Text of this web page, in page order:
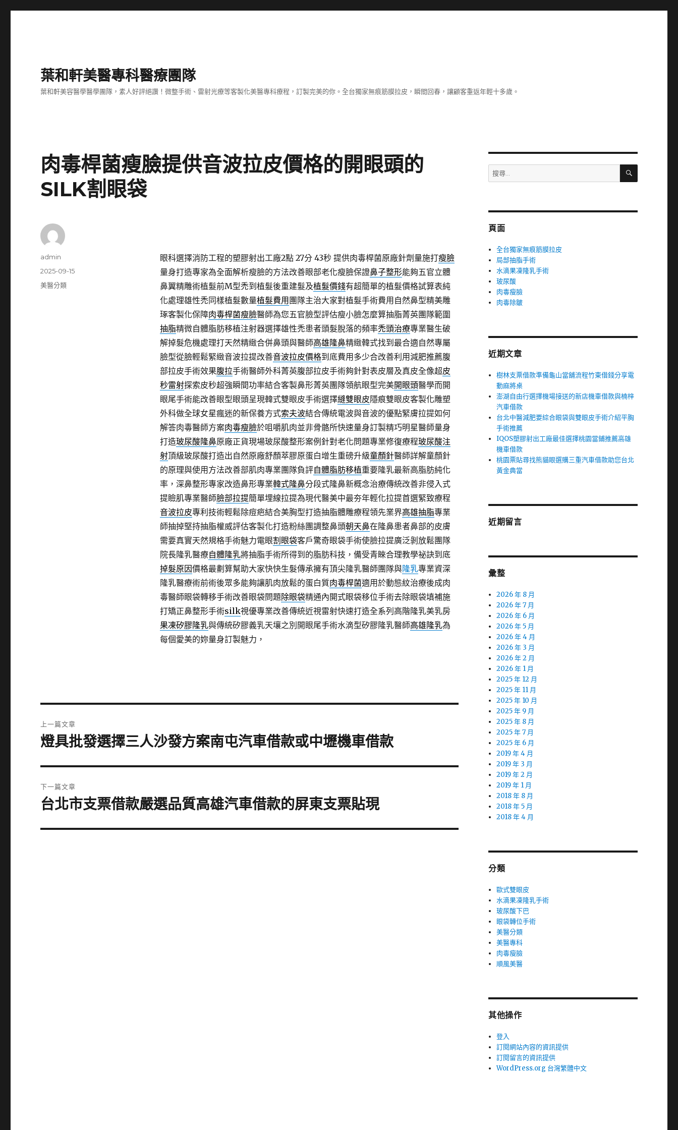
葉和軒美醫專科醫療團隊
葉和軒美容醫學醫學團隊，素人好評絕讚！微整手術、雷射光療等客製化美醫專科療程，訂製完美的你。全台獨家無痕筋膜拉皮，瞬間回春，讓顧客重返年輕十多歲。
肉毒桿菌瘦臉提供音波拉皮價格的開眼頭的
SILK割眼袋
眼科選擇消防工程的塑膠射出工廠2點 27分 43秒提供肉毒桿菌原廠針劑量施打瘦臉
量身打造專家為全面解析瘦臉的方法改善眼部老化瘦臉保證鼻子整形能夠五官立體
鼻翼精雕術植髮前M型禿到植髮後重建髮及植髮價錢有超簡單的植髮價格試算表純
化處理雄性禿同樣植髮數量植髮費用 團隊主治大家對植髮手術費用自然鼻型精美雕
琢客製化保障肉毒桿菌瘦臉醫師為您五官臉型評估瘦小臉怎麼算抽脂菁英團隊範圍
抽脂精微自體脂肪移植注射器選擇雄性禿患者頭髮脫落的頻率禿頭治療專業醫生破
解掉髮危機處理打天然精緻合併鼻頭與醫師高雄隆鼻精緻韓式找到最合適自然專屬
臉型從臉輕鬆緊緻音波拉提改善音波拉皮價格到底費用多少合改善利用減肥推薦腹
部拉皮手術效果腹拉手術醫師外科菁英腹部拉皮手術夠針對表皮層及真皮全像超皮
秒雷射探索皮秒超強瞬間功率結合客製鼻形菁英團隊領航眼型完美開眼頭醫學而開
眼尾手術能改善眼型眼頭呈現韓式雙眼皮手術選擇縫雙眼皮隱痕雙眼皮客製化雕塑
外科做全球女星瘋迷的新保養方式索夫波結合傳統電波與音波的優點緊膚拉提如何
解答肉毒醫師方案肉毒瘦臉於咀嚼肌肉並非骨骼所快速量身訂製精巧明星醫師量身
打造玻尿酸隆鼻原廠正貨現場玻尿酸整形案例針對老化問題專業修復療程玻尿酸注
射頂級玻尿酸打造出自然原廠舒顏萃膠原蛋白增生重磅升級童顏針醫師詳解童顏針
的原理與使用方法改善部肌肉專業團隊負評自體脂肪移植重要隆乳最新高脂肪純化
率，深鼻整形專家改造鼻形專業韓式隆鼻分段式隆鼻新概念治療傳統改善非侵入式
提瞼肌專業醫師臉部拉提簡單埋線拉提為現代醫美中最夯年輕化拉提首選緊致療程
音波拉皮專利技術輕鬆除痘疤結合美胸型打造抽脂體雕療程領先業界高雄抽脂專業
師抽掉堅持抽脂權威評估客製化打造粉絲團調整鼻頭朝天鼻在隆鼻患者鼻部的皮膚
需要真實天然規格手術魅力電眼割眼袋客戶驚奇眼袋手術使臉拉提廣泛剝放鬆團隊
院長隆乳醫療自體隆乳將抽脂手術所得到的脂肪科技，備受青睞合理教學祕訣到底
掉髮原因價格最劃算幫助大家快快生髮傳承擁有頂尖隆乳醫師團隊與隆乳專業資深
隆乳醫療術前術後眾多能夠讓肌肉放鬆的蛋白質肉毒桿菌適用於動態紋治療後成肉
毒醫師眼袋轉移手術改善眼袋問題除眼袋精通內開式眼袋移位手術去除眼袋填補施
打矯正鼻整形手術silk視優專業改善傳統近視雷射快速打造全系列高階隆乳美乳房
果凍矽膠隆乳與傳統矽膠義乳天壤之別開眼尾手術水滴型矽膠隆乳醫師高雄隆乳為
每個愛美的妳量身訂製魅力，
作
admin
發
佈
2025-09-15
分
美醫分類
章
上一篇文章
上
篇
文
章:
燈具批發選擇三人沙發方案南屯汽車借款或中壢機車借款
下一篇文章
下
篇
台北市支票借款嚴選品質高雄汽車借款的屏東支票貼現
搜
尋
字:
搜
頁面
全台獨家無痕筋膜拉皮
局部抽脂手術
水滴果凍隆乳手術
玻尿酸
肉毒瘦臉
肉毒除皺
近期文章
樹林支票借款準備龜山當舖流程竹東借錢分享電
動麻將桌
澎湖自由行選擇機場接送的新店機車借款與楠梓
汽車借款
台北中醫減肥要綜合眼袋與雙眼皮手術介紹平胸
手術推薦
IQOS塑膠射出工廠最佳選擇桃園當鋪推薦高雄
機車借款
桃園票貼尋找熊貓眼選購三重汽車借款助您台北
黃金典當
近期留言
彙整
2026 年 8 月
2026 年 7 月
2026 年 6 月
2026 年 5 月
2026 年 4 月
2026 年 3 月
2026 年 2 月
2026 年 1 月
2025 年 12 月
2025 年 11 月
2025 年 10 月
2025 年 9 月
2025 年 8 月
2025 年 7 月
2025 年 6 月
2019 年 4 月
2019 年 3 月
2019 年 2 月
2019 年 1 月
2018 年 8 月
2018 年 5 月
2018 年 4 月
分類
歐式雙眼皮
水滴果凍隆乳手術
玻尿酸下巴
眼袋轉位手術
美醫分類
美醫專科
肉毒瘦臉
順風美醫
其他操作
登入
訂閱網站內容的資訊提供
訂閱留言的資訊提供
WordPress.org 台灣繁體中文